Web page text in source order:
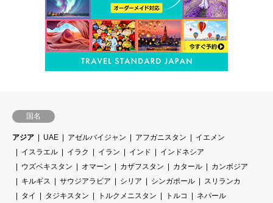
国名
アジア UAE アゼルバイジャン アフガニスタン
イエメン
イスラエル
イラク イラン インド
インドネシア
ウズベキスタン
オマーン カザフスタン カタール
カンボジア
キルギス
サウジアラビア シリア シンガポール
スリランカ
タイ
タジキスタン トルクメニスタン トルコ
ネパール